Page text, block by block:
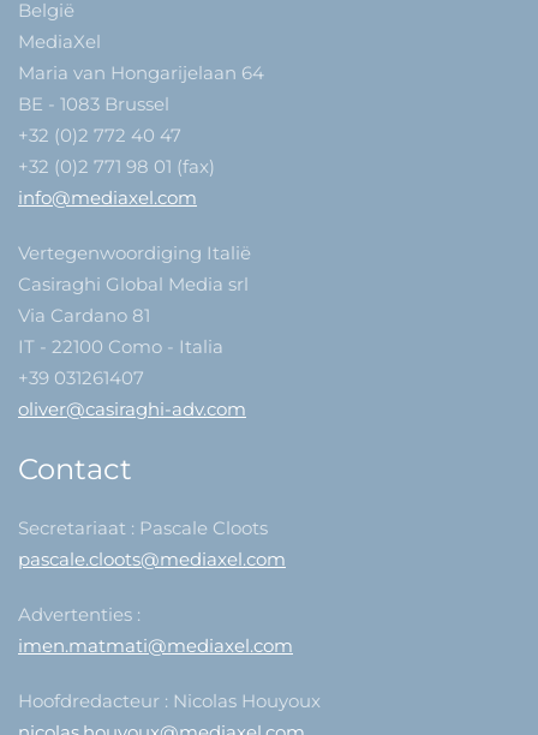
België
MediaXel
Maria van Hongarijelaan 64
BE - 1083 Brussel
+32 (0)2 772 40 47
+32 (0)2 771 98 01 (fax)
info@mediaxel.com
Vertegenwoordiging Italië
Casiraghi Global Media srl
Via Cardano 81
IT - 22100 Como - Italia
+39 031261407
oliver@casiraghi-adv.com
Contact
Secretariaat : Pascale Cloots
pascale.cloots@mediaxel.com
Advertenties :
imen.matmati@mediaxel.com
Hoofdredacteur : Nicolas Houyoux